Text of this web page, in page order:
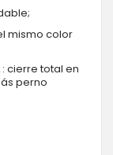
mismo color
cierre total en
perno